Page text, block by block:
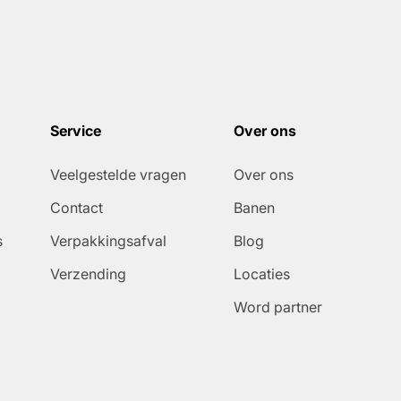
Service
Veelgestelde vragen
Contact
Verpakkingsafval
Verzending
Over ons
Over ons
Banen
Blog
Locaties
Word partner